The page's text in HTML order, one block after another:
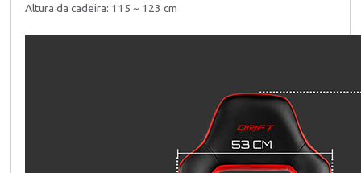
Altura da cadeira: 115 ~ 123 cm